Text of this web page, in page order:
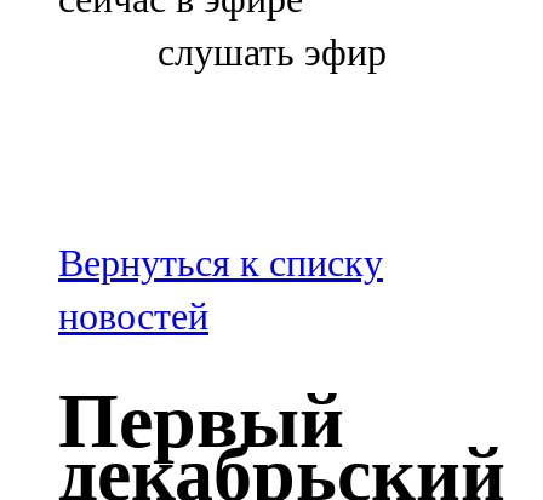
100,3 FM
Зәй
106,6 FM
Кадыбаш
105,2 FM
слушать эфир
Вернуться к списку
новостей
Первый
декабрьский